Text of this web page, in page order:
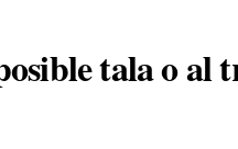
tala o al